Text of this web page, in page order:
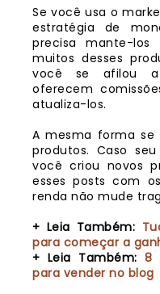
Se você usa o
estratégia de
precisa mante-los
muitos desses
você se afilou a
oferecem
atualiza-los.
A mesma forma se
produtos. Caso
você criou novos
esses posts com
renda não mude
+ Leia Também:
para começar a
+ Leia Também: 8
para vender no blog